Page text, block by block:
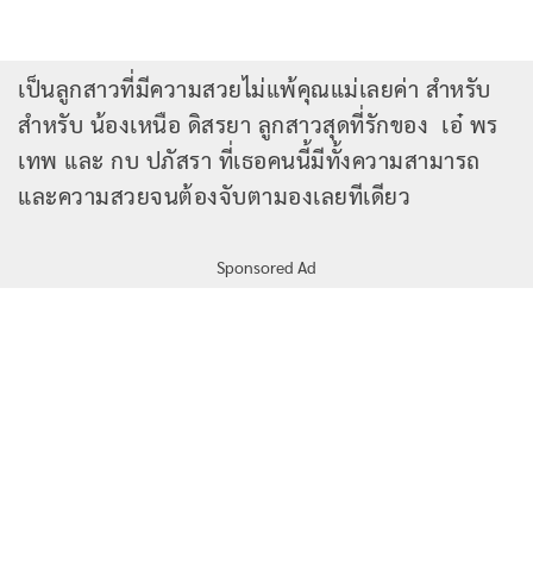
เป็นลูกสาวที่มีความสวยไม่แพ้คุณแม่เลยค่า สำหรับ
สำหรับ น้องเหนือ ดิสรยา ลูกสาวสุดที่รักของ เอ๋ พร
เทพ และ กบ ปภัสรา ที่เธอคนนี้มีทั้งความสามารถ
และความสวยจนต้องจับตามองเลยทีเดียว
Sponsored Ad